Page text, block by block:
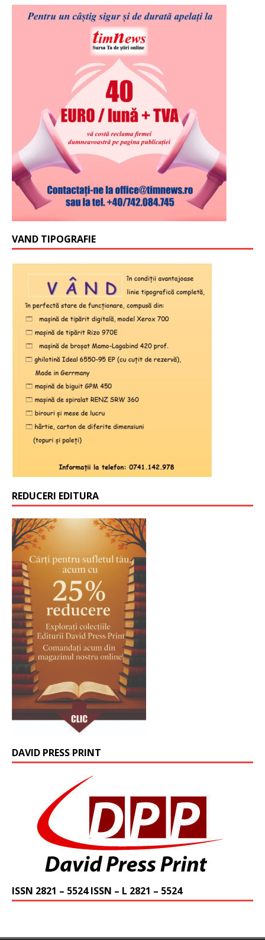
VAND TIPOGRAFIE
REDUCERI EDITURA
DAVID PRESS PRINT
ISSN 2821 – 5524 ISSN – L 2821 – 5524